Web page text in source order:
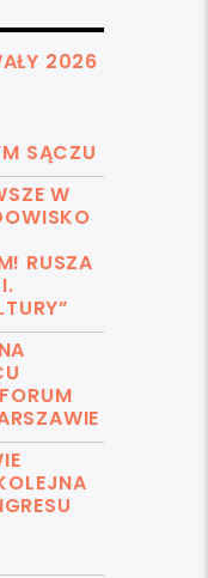
2026
SĄCZU
W
RUSZA